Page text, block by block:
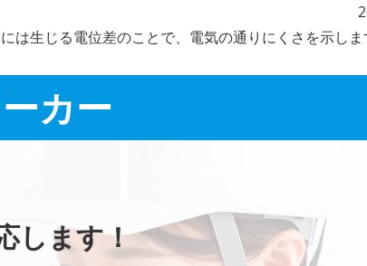
生じる電位差のことで、電気の通りにくさを示しま
カー
します！